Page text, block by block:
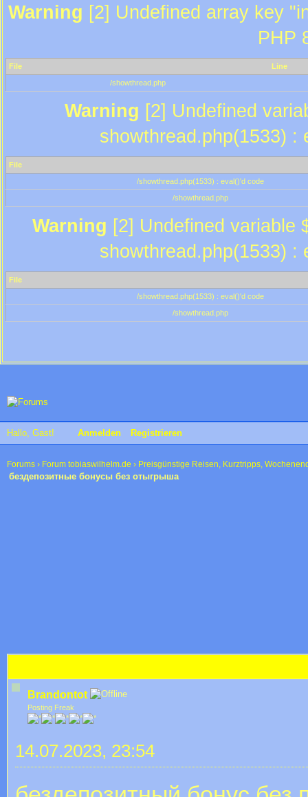
Warning [2] Undefined array key
PHP
File
Line
/showthread.php
Warning [2] Undefined
showthread.php(1533) :
File
/showthread.php(1533) : eval()'d code
/showthread.php
Warning [2] Undefined variable
showthread.php(1533) :
File
/showthread.php(1533) : eval()'d code
/showthread.php
Hallo, Gast! Anmelden Registrieren
Forums › Forum tobiaswilhelm.de › Preisgünstige Reisen, Kurztripps,
бездепозитные бонусы без отыгрыша
Brandontot
Posting Freak
14.07.2023, 23:54